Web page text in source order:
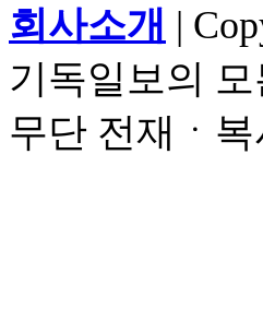
회사소개 |
기독일보의
무단 전재ㆍ